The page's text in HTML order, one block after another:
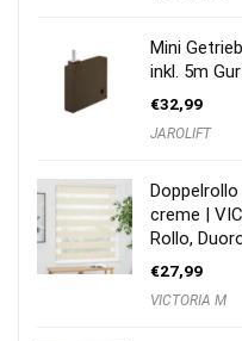
Mini
inkl. 5m
€32,99
JAROLIFT
creme |
Rollo,
€27,99
VICTORIA M